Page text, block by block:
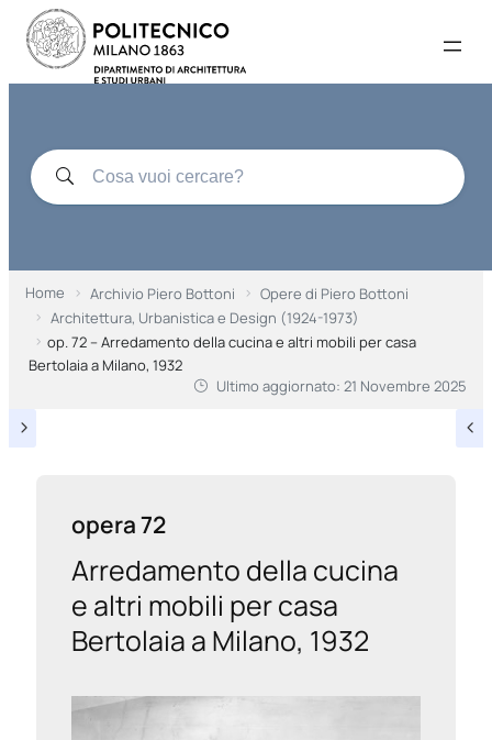
Home Archivio Piero Bottoni
Opere di Piero Bottoni
Architettura, Urbanistica e Design (1924-1973)
op. 72 – Arredamento della cucina e altri mobili per casa
Bertolaia a Milano, 1932
Ultimo aggiornato: 21 Novembre 2025
opera 72
Arredamento della cucina
e altri mobili per casa
Bertolaia a Milano, 1932